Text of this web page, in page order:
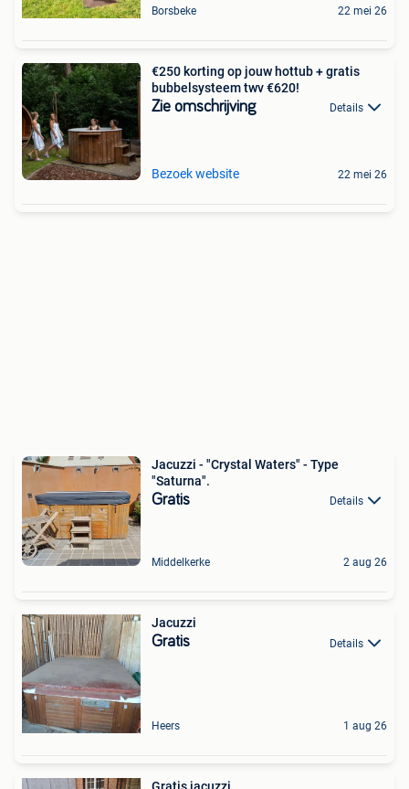
Borsbeke 22 mei 26
€250 korting op jouw hottub + gratis
bubbelsysteem twv €620!
Zie omschrijving Details
Bezoek website 22 mei 26
Jacuzzi - "Crystal Waters" - Type
"Saturna".
Gratis Details
Middelkerke 2 aug 26
Jacuzzi
Gratis Details
Heers 1 aug 26